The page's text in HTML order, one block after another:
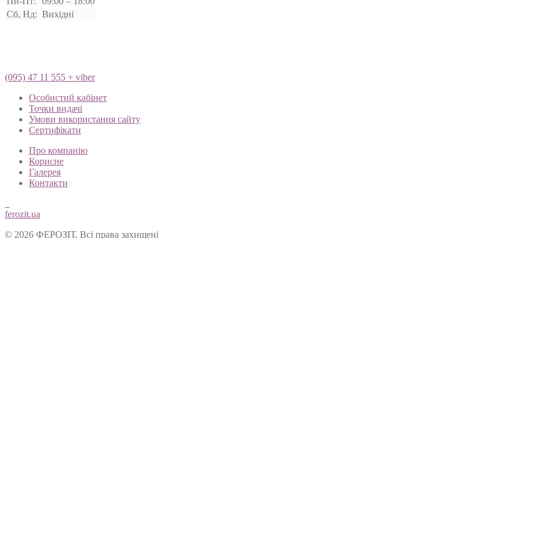
Сб, Нд: Вихідні
(095) 47 11 555 + viber
Особистий кабінет
Точки видачі
Умови використання сайту
Сертифікати
Про компанію
Корисне
Галерея
Контакти
ferozit.ua
© 2026 ФЕРОЗІТ. Всі права захищені